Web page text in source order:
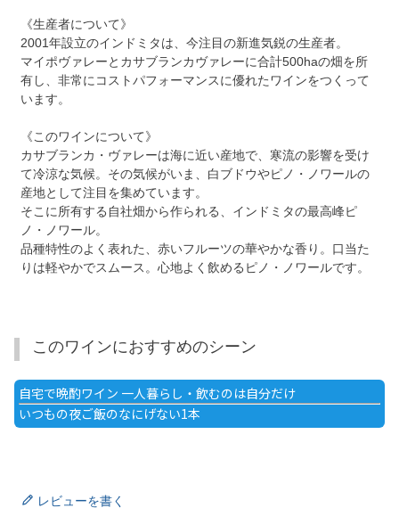
《生産者について》
2001年設立のインドミタは、今注目の新進気鋭の生産者。
マイポヴァレーとカサブランカヴァレーに合計500haの畑を所
有し、非常にコストパフォーマンスに優れたワインをつくって
います。
《このワインについて》
カサブランカ・ヴァレーは海に近い産地で、寒流の影響を受け
て冷涼な気候。その気候がいま、白ブドウやピノ・ノワールの
産地として注目を集めています。
そこに所有する自社畑から作られる、インドミタの最高峰ピ
ノ・ノワール。
品種特性のよく表れた、赤いフルーツの華やかな香り。口当た
りは軽やかでスムース。心地よく飲めるピノ・ノワールです。
このワインにおすすめのシーン
自宅で晩酌ワイン 一人暮らし・飲むのは自分だけ
いつもの夜ご飯のなにげない1本
レビューを書く